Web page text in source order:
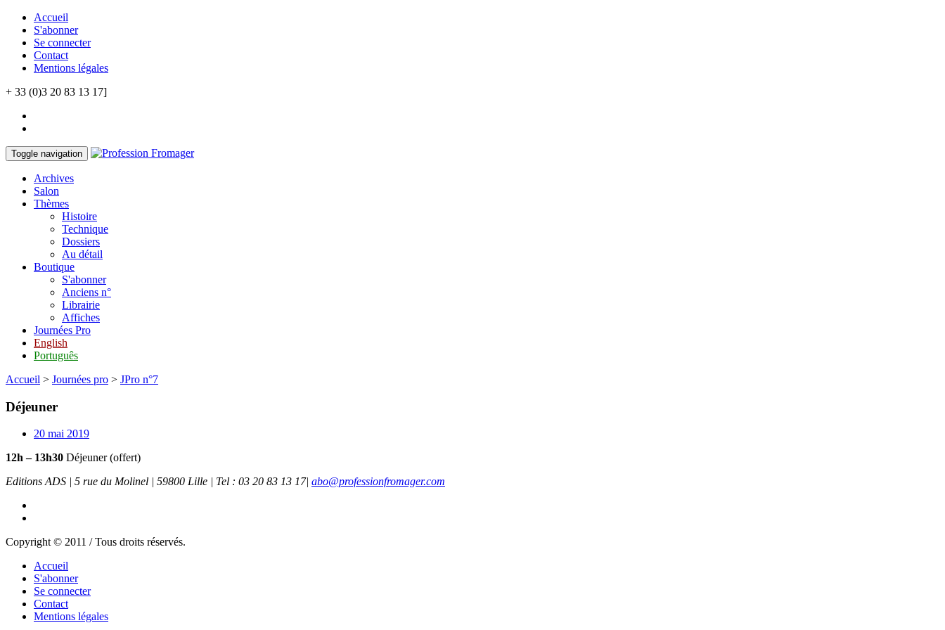
Accueil
S'abonner
Se connecter
Contact
Mentions légales
+ 33 (0)3 20 83 13 17]
Toggle navigation
Archives
Salon
Thèmes
Histoire
Technique
Dossiers
Au détail
Boutique
S'abonner
Anciens n°
Librairie
Affiches
Journées Pro
English
Português
Accueil > Journées pro > JPro n°7
Déjeuner
20 mai 2019
12h – 13h30 Déjeuner (offert)
Editions ADS | 5 rue du Molinel | 59800 Lille | Tel : 03 20 83 13 17| abo@professionfromager.com
Copyright © 2011 / Tous droits réservés.
Accueil
S'abonner
Se connecter
Contact
Mentions légales